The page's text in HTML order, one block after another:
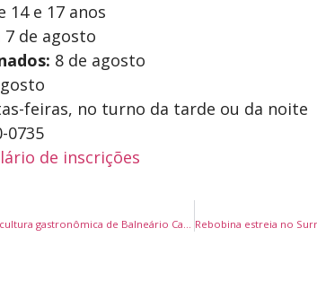
14 e 17 anos
7 de agosto
8 de agosto
feiras, no turno da tarde ou da noite
0735
de inscrições
Sabores da Memória BC resgata a cultura gastronômica de Balneário Camboriú com receitas afetivas da comunidade